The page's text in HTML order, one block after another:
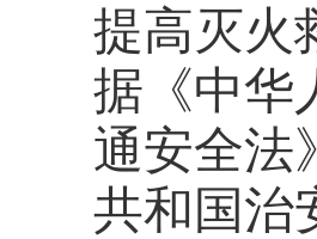
提高灭火
据《中华
通安全法
共和国治